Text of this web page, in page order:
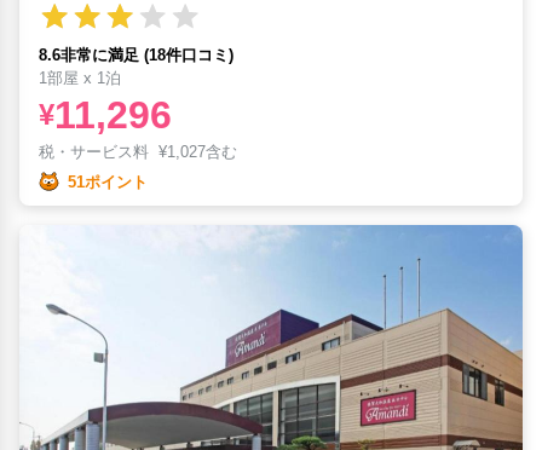
8.6非常に満足 (18件口コミ)
1部屋 x 1泊
¥11,296
税・サービス料 ¥1,027含む
51ポイント